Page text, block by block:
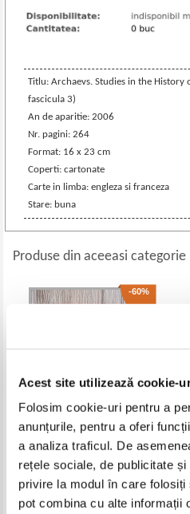
Acest site utilizează cookie-
Folosim cookie-uri pentru a
anunțurile, pentru a oferi
a analiza traficul. De
rețele sociale, de publicitate
privire la modul în care
pot combina cu alte informații
Titlu: Archaevs. Studies in the History
fascicula 3)
An de aparitie: 2006
Nr. pagini: 264
Format: 16 x 23 cm
Coperti: cartonate
Carte in limba: engleza si franceza
Stare: buna
Produse din aceeasi categorie
-60%
Scenariul operei foto - drama
creatiunei. Istoria a 49000 de
ani in chipuri (editie facsimil,
1924)
Adaugă în coș